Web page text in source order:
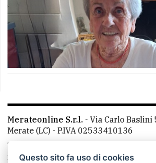
Merateonline S.r.l. - Via Carlo Baslini
Merate (LC) - P.IVA 02533410136
Telefono:
mail: redazione@leccoonline.com
Questo sito fa uso di cookies